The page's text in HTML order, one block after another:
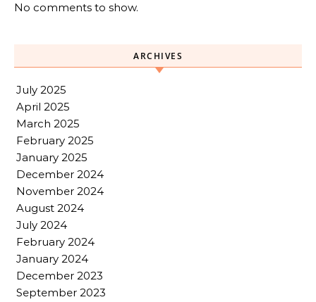
No comments to show.
ARCHIVES
July 2025
April 2025
March 2025
February 2025
January 2025
December 2024
November 2024
August 2024
July 2024
February 2024
January 2024
December 2023
September 2023